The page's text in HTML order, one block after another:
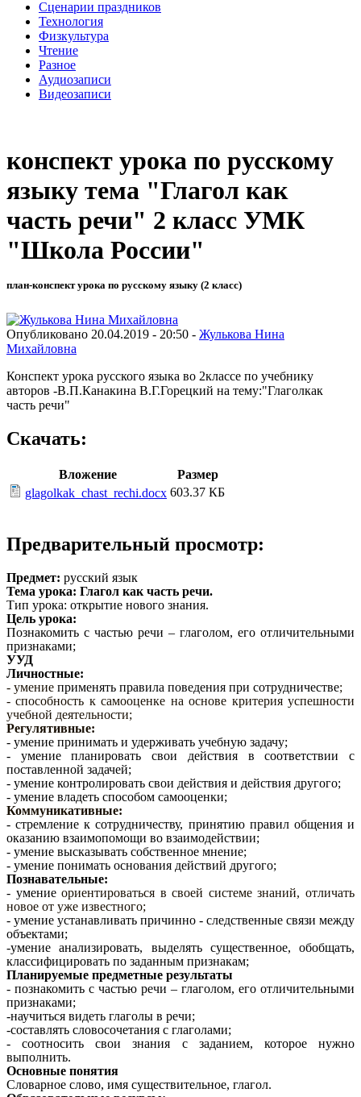
Сценарии праздников
Технология
Физкультура
Чтение
Разное
Аудиозаписи
Видеозаписи
конспект урока по русскому
языку тема "Глагол как
часть речи" 2 класс УМК
"Школа России"
план-конспект урока по русскому языку (2 класс)
Опубликовано 20.04.2019 - 20:50 - Жулькова Нина
Михайловна
Конспект урока русского языка во 2классе по учебнику
авторов -В.П.Канакина В.Г.Горецкий на тему:"Глаголкак
часть речи"
Скачать:
Вложение
Размер
glagolkak_chast_rechi.docx 603.37 КБ
Предварительный просмотр:
Предмет: русский язык
Тема урока: Глагол как часть речи.
Тип урока: открытие нового знания.
Цель урока:
Познакомить с частью речи – глаголом, его отличительными
признаками;
УУД
Личностные:
- умение применять правила поведения при сотрудничестве;
- способность к самооценке на основе критерия успешности
учебной деятельности;
Регулятивные:
- умение принимать и удерживать учебную задачу;
- умение планировать свои действия в соответствии с
поставленной задачей;
- умение контролировать свои действия и действия другого;
- умение владеть способом самооценки;
Коммуникативные:
- стремление к сотрудничеству, принятию правил общения и
оказанию взаимопомощи во взаимодействии;
- умение высказывать собственное мнение;
- умение понимать основания действий другого;
Познавательные:
- умениеориентироваться в своей системе знаний, отличать
новое от уже известного;
- умение устанавливать причинно - следственные связи между
объектами;
-умение анализировать, выделять существенное, обобщать,
классифицировать по заданным признакам;
Планируемые предметные результаты
- познакомить с частью речи – глаголом, его отличительными
признаками;
-научиться видеть глаголы в речи;
-составлять словосочетания с глаголами;
- соотносить свои знания с заданием, которое нужно
выполнить.
Основные понятия
Словарное слово, имя существительное, глагол.